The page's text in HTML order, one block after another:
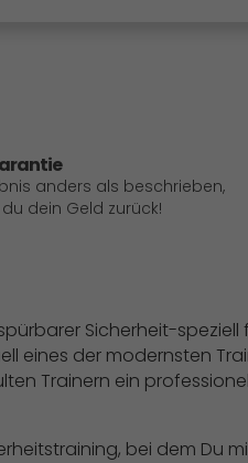
anders als beschrieben,
dein Geld zurück!
Sicherheit-speziell
eines der modernsten
Trainern ein
bei dem Du